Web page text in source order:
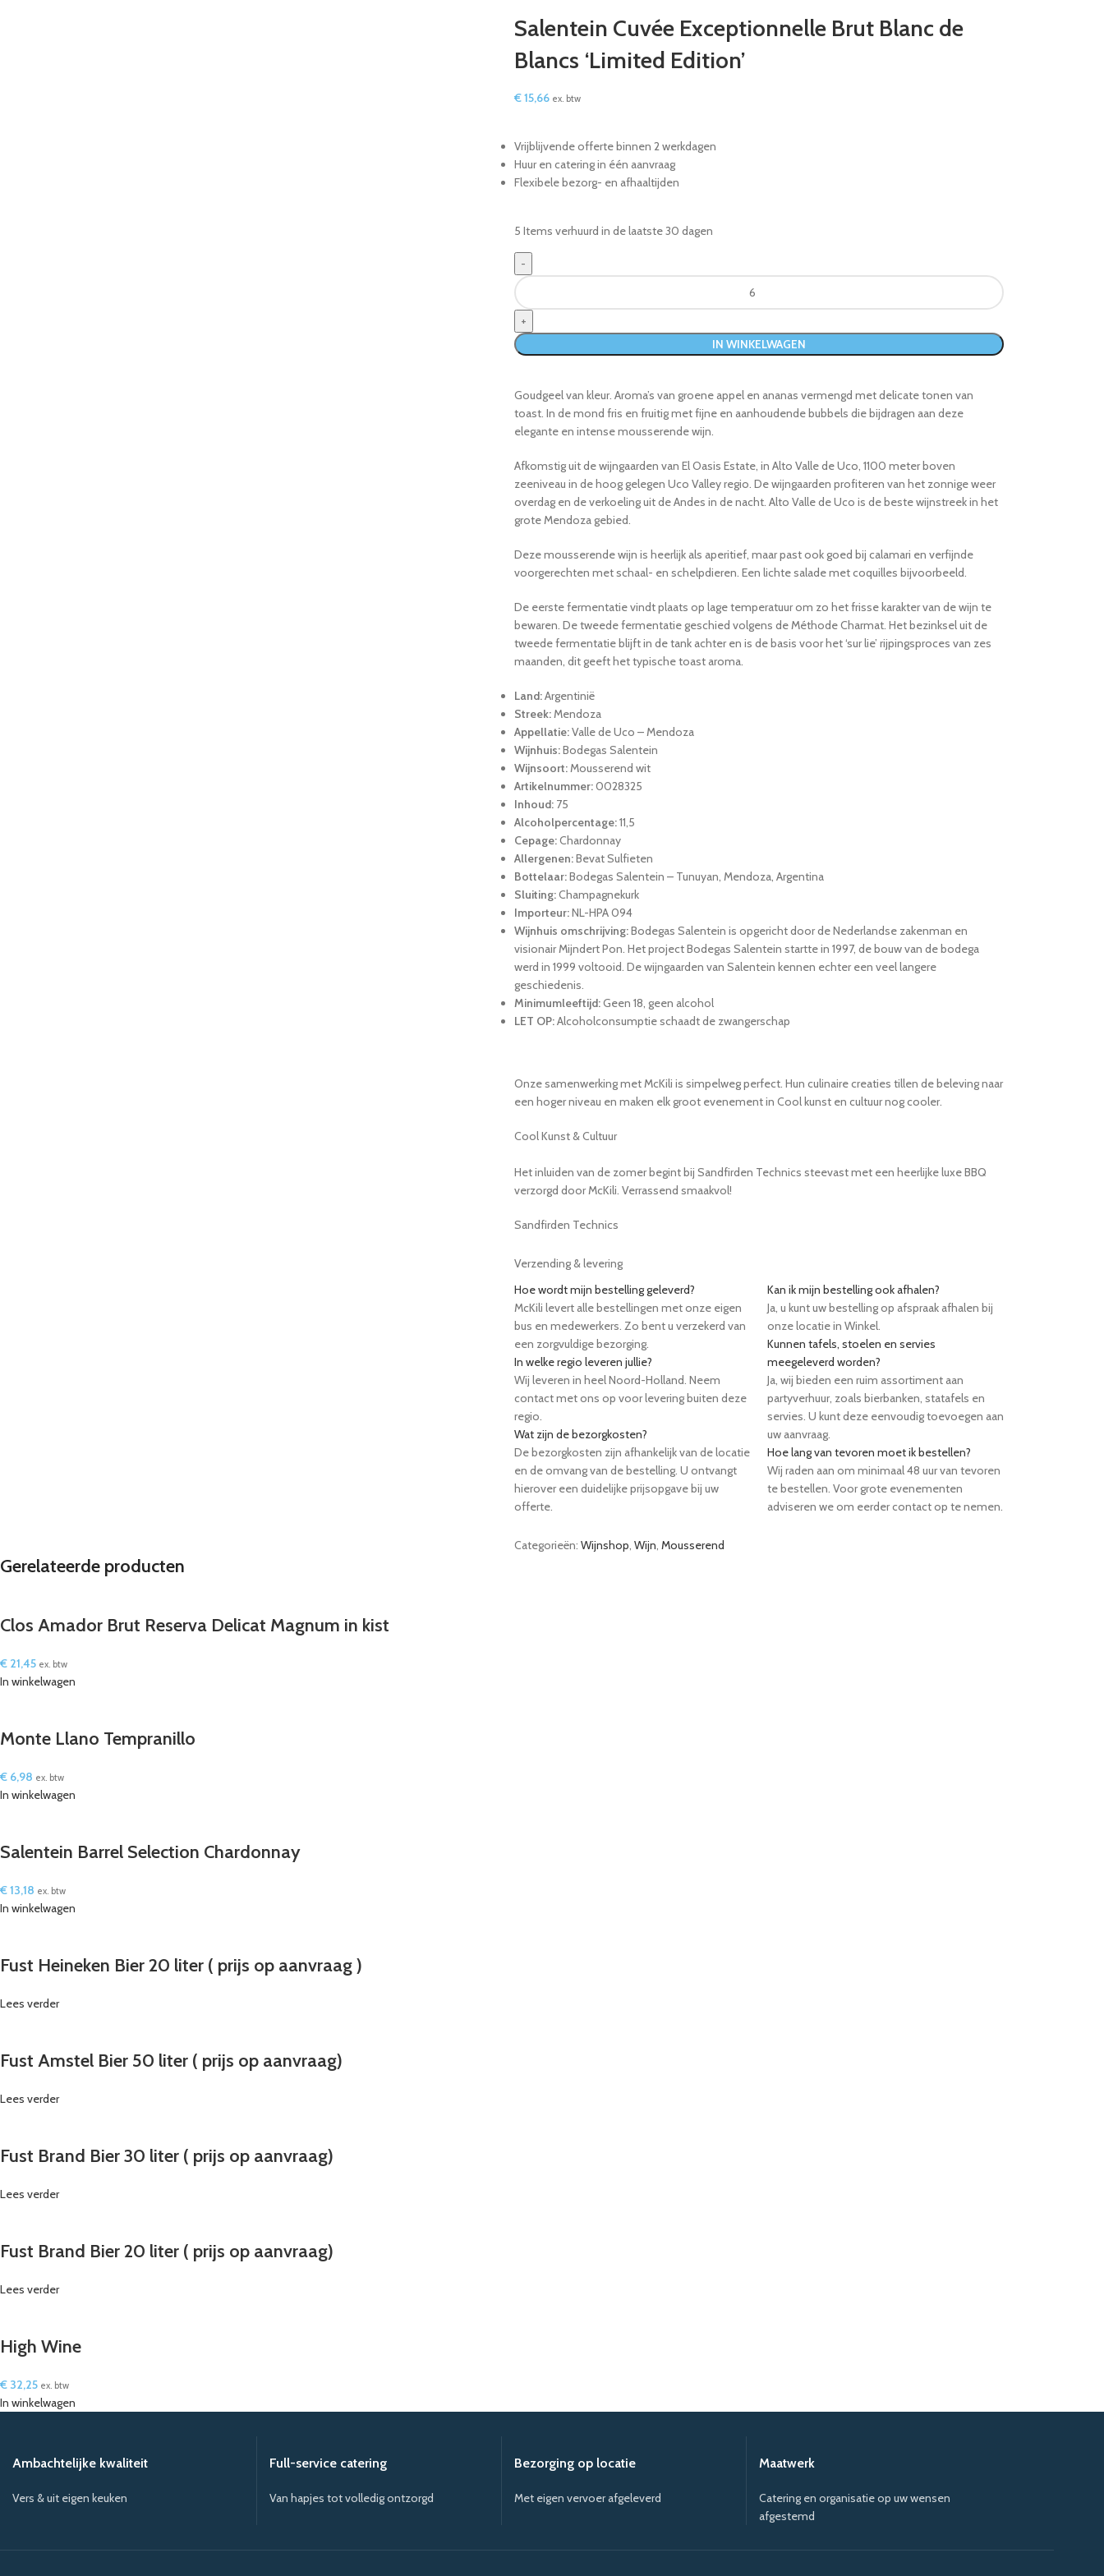
Salentein Cuvée Exceptionnelle Brut Blanc de
Blancs ‘Limited Edition’
€15,66 ex. btw
Vrijblijvende offerte binnen 2 werkdagen
Huur en catering in één aanvraag
Flexibele bezorg- en afhaaltijden
5 Items verhuurd in de laatste 30 dagen
IN WINKELWAGEN
Goudgeel van kleur. Aroma’s van groene appel en ananas vermengd met delicate tonen van
toast. In de mond fris en fruitig met fijne en aanhoudende bubbels die bijdragen aan deze
elegante en intense mousserende wijn.
Afkomstig uit de wijngaarden van El Oasis Estate, in Alto Valle de Uco, 1100 meter boven
zeeniveau in de hoog gelegen Uco Valley regio. De wijngaarden profiteren van het zonnige weer
overdag en de verkoeling uit de Andes in de nacht. Alto Valle de Uco is de beste wijnstreek in het
grote Mendoza gebied.
Deze mousserende wijn is heerlijk als aperitief, maar past ook goed bij calamari en verfijnde
voorgerechten met schaal- en schelpdieren. Een lichte salade met coquilles bijvoorbeeld.
De eerste fermentatie vindt plaats op lage temperatuur om zo het frisse karakter van de wijn te
bewaren. De tweede fermentatie geschied volgens de Méthode Charmat. Het bezinksel uit de
tweede fermentatie blijft in de tank achter en is de basis voor het ‘sur lie’ rijpingsproces van zes
maanden, dit geeft het typische toast aroma.
Land:Argentinië
Streek:Mendoza
Appellatie:Valle de Uco – Mendoza
Wijnhuis:Bodegas Salentein
Wijnsoort:Mousserend wit
Artikelnummer:0028325
Inhoud: 75
Alcoholpercentage:11,5
Cepage:Chardonnay
Allergenen:Bevat Sulfieten
Bottelaar:Bodegas Salentein – Tunuyan, Mendoza, Argentina
Sluiting:Champagnekurk
Importeur:NL-HPA 094
Wijnhuis omschrijving:Bodegas Salentein is opgericht door de Nederlandse zakenman en
visionair Mijndert Pon. Het project Bodegas Salentein startte in 1997, de bouw van de bodega
werd in 1999 voltooid. De wijngaarden van Salentein kennen echter een veel langere
geschiedenis.
Minimumleeftijd:Geen 18, geen alcohol
LET OP:Alcoholconsumptie schaadt de zwangerschap
Onze samenwerking met McKili is simpelweg perfect. Hun culinaire creaties tillen de beleving naar
een hoger niveau en maken elk groot evenement in Cool kunst en cultuur nog cooler.
Cool Kunst & Cultuur
Het inluiden van de zomer begint bij Sandfirden Technics steevast met een heerlijke luxe BBQ
verzorgd door McKili. Verrassend smaakvol!
Sandfirden Technics
Verzending & levering
Hoe wordt mijn bestelling geleverd?
McKili levert alle bestellingen met onze eigen
bus en medewerkers. Zo bent u verzekerd van
een zorgvuldige bezorging.
In welke regio leveren jullie?
Wij leveren in heel Noord-Holland. Neem
contact met ons op voor levering buiten deze
regio.
Wat zijn de bezorgkosten?
De bezorgkosten zijn afhankelijk van de locatie
en de omvang van de bestelling. U ontvangt
hierover een duidelijke prijsopgave bij uw
offerte.
Kan ik mijn bestelling ook afhalen?
Ja, u kunt uw bestelling op afspraak afhalen bij
onze locatie in Winkel.
Kunnen tafels, stoelen en servies
meegeleverd worden?
Ja, wij bieden een ruim assortiment aan
partyverhuur, zoals bierbanken, statafels en
servies. U kunt deze eenvoudig toevoegen aan
uw aanvraag.
Hoe lang van tevoren moet ik bestellen?
Wij raden aan om minimaal 48 uur van tevoren
te bestellen. Voor grote evenementen
adviseren we om eerder contact op te nemen.
Categorieën: Wijnshop, Wijn, Mousserend
Gerelateerde producten
Clos Amador Brut Reserva Delicat Magnum in kist
€ 21,45 ex. btw
In winkelwagen
Monte Llano Tempranillo
€ 6,98 ex. btw
In winkelwagen
Salentein Barrel Selection Chardonnay
€13,18 ex. btw
In winkelwagen
Fust Heineken Bier 20 liter ( prijs op aanvraag )
Lees verder
Fust Amstel Bier 50 liter ( prijs op aanvraag)
Lees verder
Fust Brand Bier 30 liter ( prijs op aanvraag)
Lees verder
Fust Brand Bier 20 liter ( prijs op aanvraag)
Lees verder
High Wine
€ 32,25 ex. btw
In winkelwagen
Ambachtelijke kwaliteit
Vers & uit eigen keuken
Full-service catering
Van hapjes tot volledig ontzorgd
Bezorging op locatie
Met eigen vervoer afgeleverd
Maatwerk
Catering en organisatie op uw wensen
afgestemd